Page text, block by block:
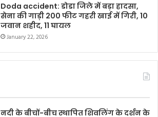
Doda accident: डोडा जिले में बड़ा हादसा,
सेना की गाड़ी 200 फीट गहरी खाई में गिरी, 10
जवान शहीद, 11 घायल
January 22, 2026
नदी के बीचों-बीच स्थापित शिवलिंग के दर्शन के